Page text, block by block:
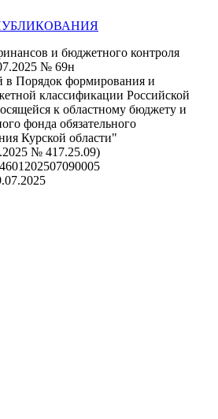
и бюджетного контроля
№ 69н
в Порядок формирования и
классификации Российской
к областному бюджету и
фонда обязательного
Курской области"
№ 417.25.09)
4601202507090005